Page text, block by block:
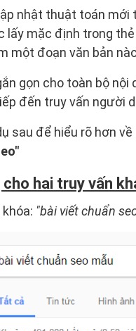
nhật thuật toán
lấy mặc định trong
một đoạn văn bản
gọn cho toàn bộ nội
đến truy vấn người
sau để hiểu rõ hơn
hai truy vấn
"bài viết chuẩn